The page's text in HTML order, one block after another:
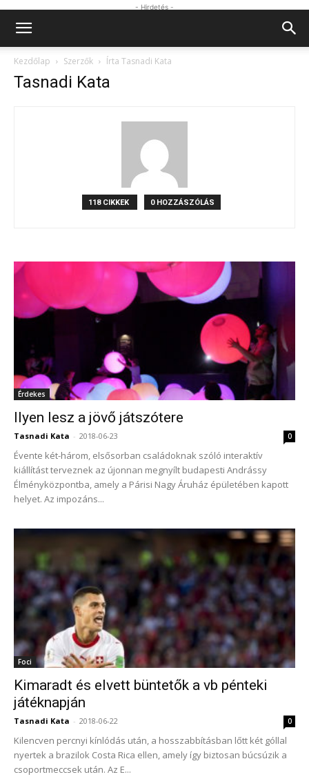
- Hirdetés -
Kezdőlap Szerzők Írta Tasnadi Kata
Tasnadi Kata
118 CIKKEK 0 HOZZÁSZÓLÁS
Érdekes
Ilyen lesz a jövő játszótere
Tasnadi Kata - 2018-06-23 0
Évente két-három, elsősorban családoknak szóló interaktív
kiállítást terveznek az újonnan megnyílt budapesti Andrássy
Élményközpontba, amely a Párisi Nagy Áruház épületében kapott
helyet. Az impozáns...
Foci
Kimaradt és elvett büntetők a vb pénteki
játéknapján
Tasnadi Kata - 2018-06-22 0
Kilencven percnyi kínlódás után, a hosszabbításban lőtt két góllal
nyertek a brazilok Costa Rica ellen, amely így biztosan búcsúzik a
csoportmeccsek után. Az E...